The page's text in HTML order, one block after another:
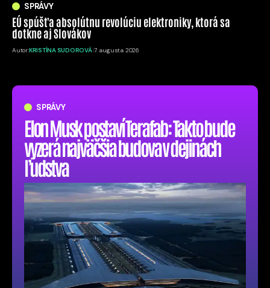
SPRÁVY
Elon Musk postaví Terafab: Takto bude
vyzerá najväčšia budova v dejinách
ľudstva
SPRÁVY
EÚ spúšťa absolútnu revolúciu elektroniky, ktorá sa
dotkne aj Slovákov
Autor:KRISTÍNA SUDOROVÁ 7. augusta 2026